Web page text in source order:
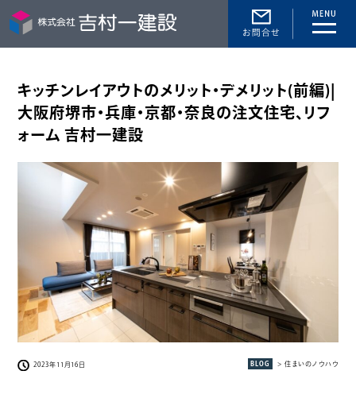
toggle
キッチンレイアウトのメリット・デメリット(前編)|
大阪府堺市・兵庫・京都・奈良の注文住宅、リフ
ォーム 吉村一建設
2023年11月16日 BLOG > 住まいのノウハウ